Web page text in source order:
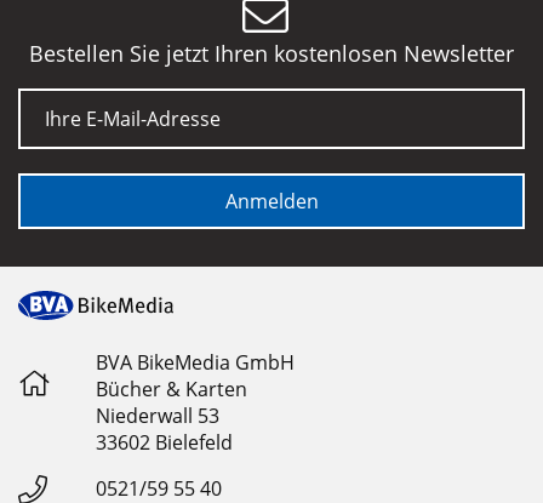
Bestellen Sie jetzt Ihren kostenlosen Newsletter
E-Mail
Anmelden
BVA BikeMedia GmbH
Bücher & Karten
Niederwall 53
33602 Bielefeld
0521/59 55 40